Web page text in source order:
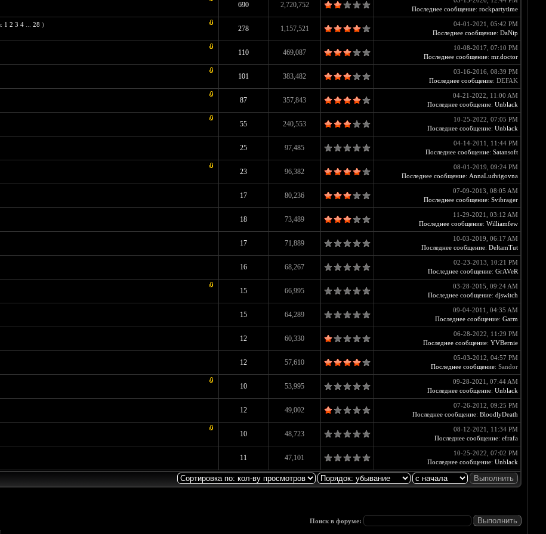
690 2,720,752
Последнее сообщение: rockpartytime
1 2 3 4 28 )
278 1,157,521
7 - Средняя оценка: 4.43 из 5
1 23 4
04-01-2021, 05:42 PM
Последнее сообщение: DaNip
110 469,087
10-08-2017, 07:10 PM
Последнее сообщение: mr.doctor
101 383,482
03-16-2016, 08:39 PM
Последнее сообщение: DEFAK
87 357,843
04-21-2022, 11:00 AM
Последнее сообщение: Unblack
55 240,553
10-25-2022, 07:05 PM
Последнее сообщение: Unblack
25 97,485
04-14-2011, 11:44 PM
Последнее сообщение: Satansoft
23 96,382
08-01-2019, 09:24 PM
Последнее сообщение: AnnaLudvigovna
17 80,236
07-09-2013, 08:05 AM
Последнее сообщение: Svibrager
18 73,489
11-29-2021, 03:12 AM
Последнее сообщение: Williamfew
17 71,889
10-03-2019, 06:17 AM
Последнее сообщение: DeltamTut
16 68,267
02-23-2013, 10:21 PM
Последнее сообщение: GrAVeR
15 66,995
03-28-2015, 09:24 AM
Последнее сообщение: djswitch
15 64,289
09-04-2011, 04:35 AM
Последнее сообщение: Garm
12 60,330
06-28-2022, 11:29 PM
Последнее сообщение: YVBernie
12 57,610
05-03-2012, 04:57 PM
Последнее сообщение: Sandor
10 53,995
09-28-2021, 07:44 AM
Последнее сообщение: Unblack
12 49,002
07-26-2012, 09:25 PM
Последнее сообщение: BloodlyDeath
10 48,723
08-12-2021, 11:34 PM
Последнее сообщение: efrafa
11 47,101
10-25-2022, 07:02 PM
Последнее сообщение: Unblack
Поиск в форуме: